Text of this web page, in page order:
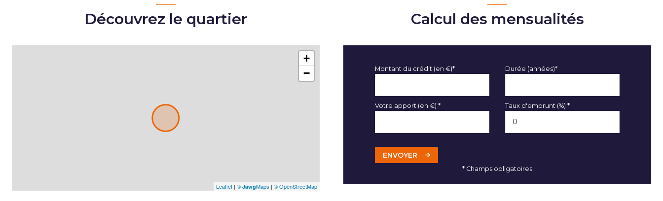
Découvrez le quartier
+
−
Leaflet | © JawgMaps | © OpenStreetMap
Calcul des mensualités
Montant du crédit (en €)* Durée (années)*
Votre apport (en €) * Taux d'emprunt (%) *
ENVOYER
* Champs obligatoires